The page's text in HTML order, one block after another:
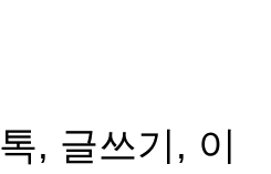
, 글쓰기, 이